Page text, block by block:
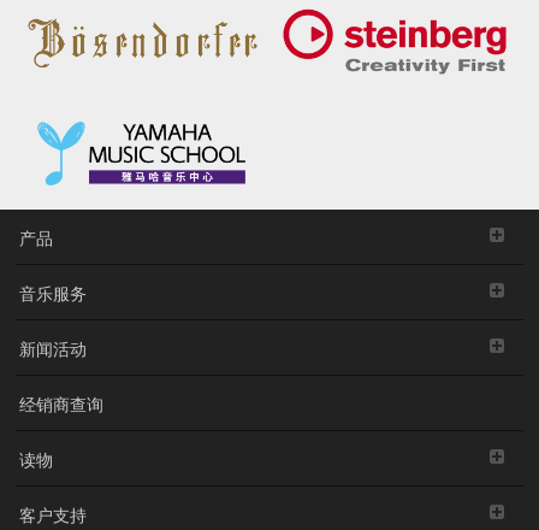
产品
音乐服务
新闻活动
经销商查询
读物
客户支持